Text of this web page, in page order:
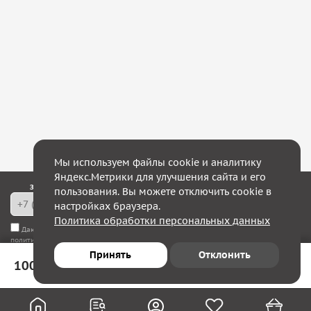
100 ₽
Закажите обратный звонок — в течение 10 минут мы с Вами свяжемся!
Даю согласие на обработку моих персональных данных
политикой конфиденциальности
Юридическим лицам
Акции
Мы используем файлы cookie и аналитику
Яндекс.Метрики для улучшения сайта и его
пользования. Вы можете отключить cookie в
настройках браузера.
Политика обработки персональных данных
Принять Отклонить